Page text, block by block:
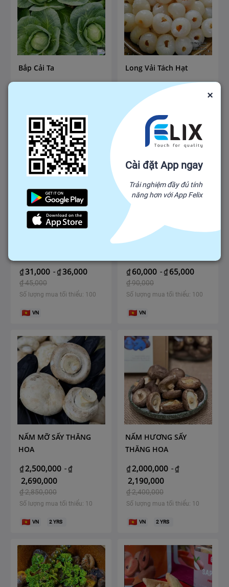
Bắp Cải Ta
VN
Long Vải Tách Hạt
₫40,000
40,000
Số lượng mua tối thiểu: 100
VN
₫31,000 -₫36,000
₫45,000
Số lượng mua tối thiểu: 100
VN
₫ 60,000 -₫ 65,000
₫90,000
Số lượng mua tối thiểu: 100
VN
NẤM MỠ SẤY THĂNG
HOA
₫ 2,500,000 -₫
2,690,000
₫2,850,000
Số lượng mua tối thiểu: 10
VN 2YRS
NẤM HƯƠNG SẤY
THĂNG HOA
₫ 2,000,000 -₫
2,190,000
₫2,400,000
Số lượng mua tối thiểu: 10
VN 2YRS
×
Cài đặt App ngay
Trải nghiệm đầy đủ tính
năng hơn với App Felix